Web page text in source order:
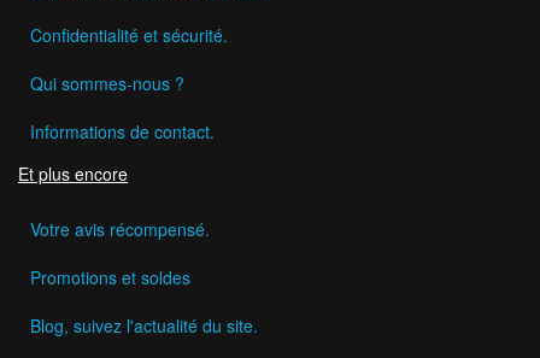
Confidentialité et sécurité.
Qui sommes-nous ?
Informations de contact.
Et plus encore
Votre avis récompensé.
Promotions et soldes
Blog, suivez l'actualité du site.